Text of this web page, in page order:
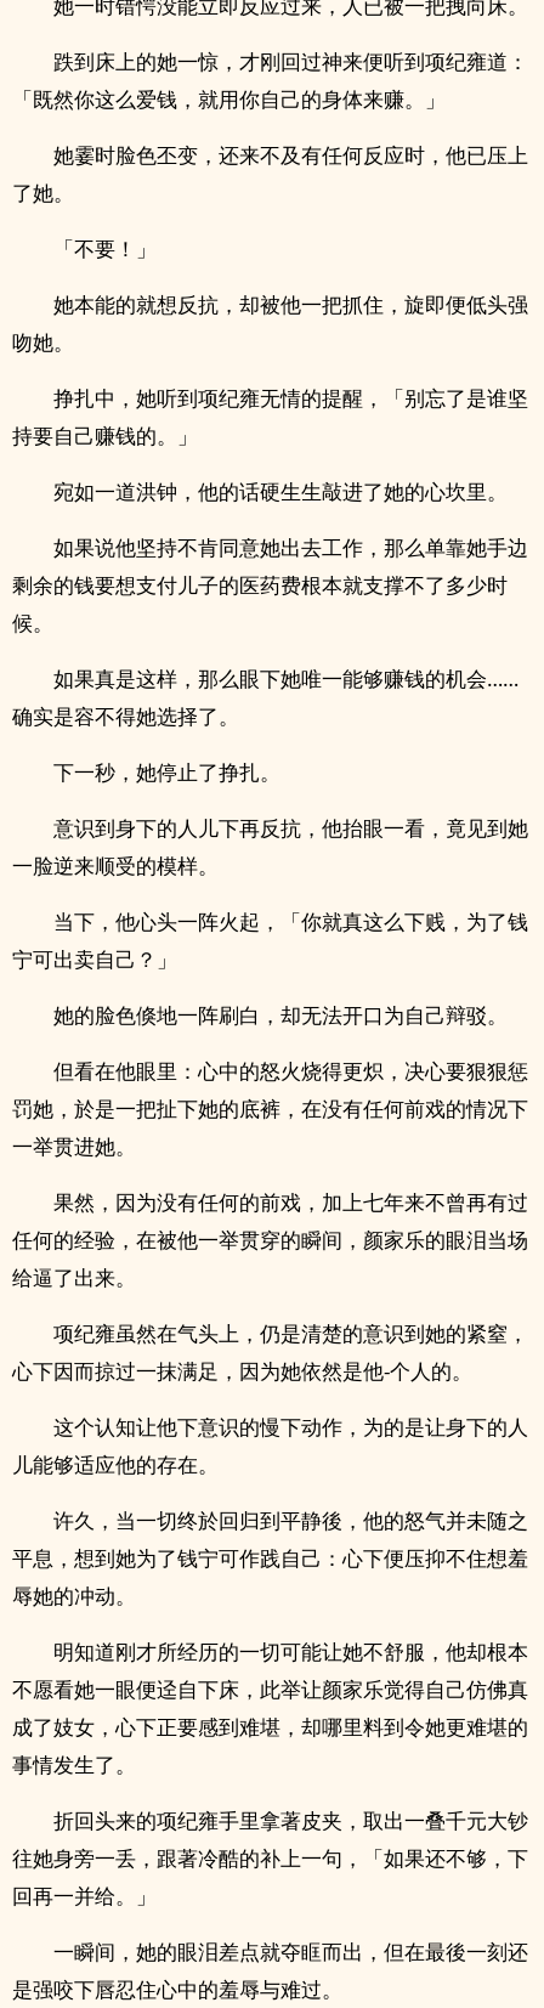
跌到床上的她一惊，才刚回过神来便听到项纪雍道：
「既然你这么爱钱，就用你自己的身体来赚。」
她霎时脸色丕变，还来不及有任何反应时，他已压上
了她。
「不要！」
她本能的就想反抗，却被他一把抓住，旋即便低头强
吻她。
挣扎中，她听到项纪雍无情的提醒，「别忘了是谁坚
持要自己赚钱的。」
宛如一道洪钟，他的话硬生生敲进了她的心坎里。
如果说他坚持不肯同意她出去工作，那么单靠她手边
剩余的钱要想支付儿子的医药费根本就支撑不了多少时
候。
如果真是这样，那么眼下她唯一能够赚钱的机会……
确实是容不得她选择了。
下一秒，她停止了挣扎。
意识到身下的人儿下再反抗，他抬眼一看，竟见到她
一脸逆来顺受的模样。
当下，他心头一阵火起，「你就真这么下贱，为了钱
宁可出卖自己？」
她的脸色倏地一阵刷白，却无法开口为自己辩驳。
但看在他眼里：心中的怒火烧得更炽，决心要狠狠惩
罚她，於是一把扯下她的底裤，在没有任何前戏的情况下
一举贯进她。
果然，因为没有任何的前戏，加上七年来不曾再有过
任何的经验，在被他一举贯穿的瞬间，颜家乐的眼泪当场
给逼了出来。
项纪雍虽然在气头上，仍是清楚的意识到她的紧窒，
心下因而掠过一抹满足，因为她依然是他-个人的。
这个认知让他下意识的慢下动作，为的是让身下的人
儿能够适应他的存在。
许久，当一切终於回归到平静後，他的怒气并未随之
平息，想到她为了钱宁可作践自己：心下便压抑不住想羞
辱她的冲动。
明知道刚才所经历的一切可能让她不舒服，他却根本
不愿看她一眼便迳自下床，此举让颜家乐觉得自己仿佛真
成了‎‍妓‌​女‎‌，心下正要感到难堪，却哪里料到令她更难堪的
事情发生了。
折回头来的项纪雍手里拿著皮夹，取出一叠千元大钞
往她身旁一丢，跟著冷酷的补上一句，「如果还不够，下
回再一并给。」
一瞬间，她的眼泪差点就夺眶而出，但在最後一刻还
是强咬下唇忍住心中的羞辱与难过。